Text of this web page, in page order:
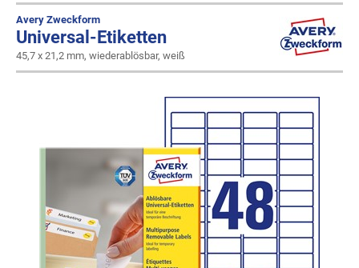
Avery Zweckform
Universal-Etiketten
45,7 x 21,2 mm, wiederablösbar, weiß